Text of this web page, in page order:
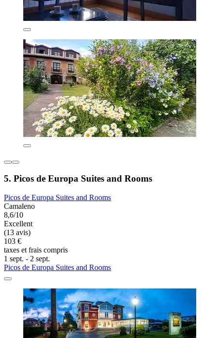
5. Picos de Europa Suites and Rooms
Picos de Europa Suites and Rooms
Camaleno
8,6/10
Excellent
(13 avis)
103 €
taxes et frais compris
1 sept. - 2 sept.
Picos de Europa Suites and Rooms